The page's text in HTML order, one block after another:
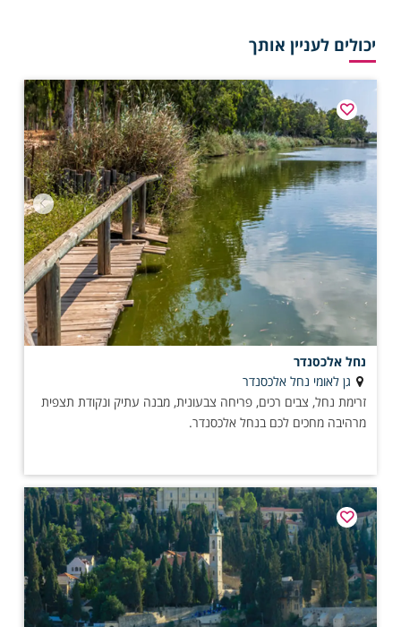
יכולים לעניין אותך
נחל אלכסנדר
גן לאומי נחל אלכסנדר
זרימת נחל, צבים רכים, פריחה צבעונית, מבנה עתיק ונקודת תצפית
מרהיבה מחכים לכם בנחל אלכסנדר.